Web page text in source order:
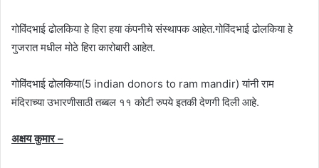
गोविंदभाई ढोलकिया हे हिरा हया कंपनीचे संस्थापक आहेत.गोविंदभाई ढोलकिया हे
गुजरात मधील मोठे हिरा कारोबारी आहेत.
गोविंदभाई ढोलकिया(5 indian donors to ram mandir) यांनी राम
मंदिराच्या उभारणीसाठी तब्बल ११ कोटी रुपये इतकी देणगी दिली आहे.
अक्षय कुमार –